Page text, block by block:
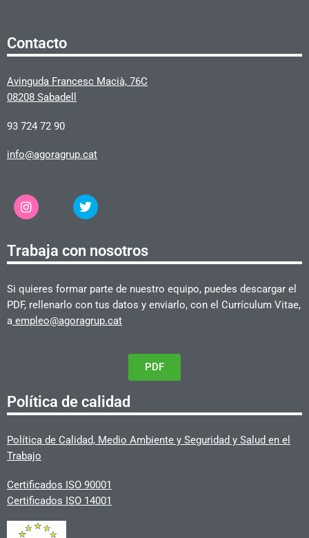
Contacto
Avinguda Francesc Macià, 76C
08208 Sabadell
93 724 72 90
info@agoragrup.cat
Trabaja con nosotros
Si quieres formar parte de nuestro equipo, puedes descargar el
PDF, rellenarlo con tus datos y enviarlo, con el Currículum Vitae,
a empleo@agoragrup.cat
PDF
Política de calidad
Política de Calidad, Medio Ambiente y Seguridad y Salud en el
Trabajo
Certificados ISO 90001
Certificados ISO 14001